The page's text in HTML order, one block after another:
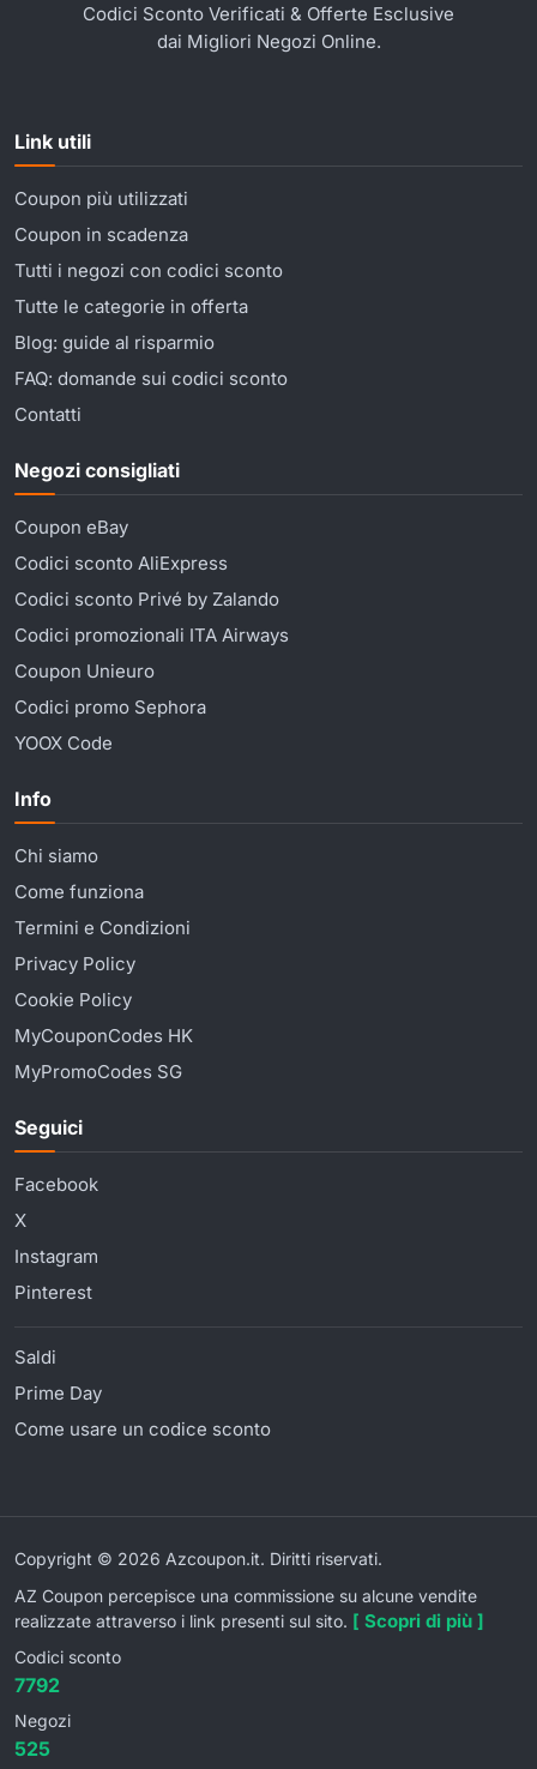
Codici Sconto Verificati & Offerte Esclusive
dai Migliori Negozi Online.
Link utili
Coupon più utilizzati
Coupon in scadenza
Tutti i negozi con codici sconto
Tutte le categorie in offerta
Blog: guide al risparmio
FAQ: domande sui codici sconto
Contatti
Negozi consigliati
Coupon eBay
Codici sconto AliExpress
Codici sconto Privé by Zalando
Codici promozionali ITA Airways
Coupon Unieuro
Codici promo Sephora
YOOX Code
Info
Chi siamo
Come funziona
Termini e Condizioni
Privacy Policy
Cookie Policy
MyCouponCodes HK
MyPromoCodes SG
Seguici
Facebook
X
Instagram
Pinterest
Saldi
Prime Day
Come usare un codice sconto
Copyright © 2026 Azcoupon.it. Diritti riservati.
AZ Coupon percepisce una commissione su alcune vendite
realizzate attraverso i link presenti sul sito. [ Scopri di più ]
Codici sconto
7792
Negozi
525